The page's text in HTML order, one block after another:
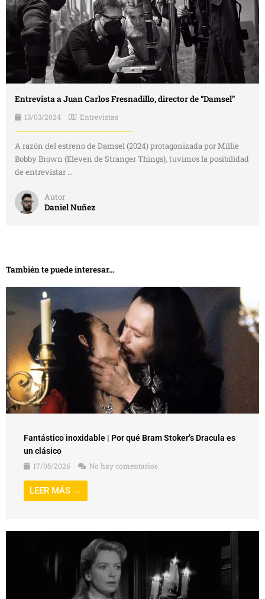
Entrevista a Juan Carlos Fresnadillo, director de “Damsel”
13/03/2024 Entrevistas
A razón del estreno de Damsel (2024) protagonizada por Millie
Bobby Brown (Eleven de Stranger Things), tuvimos la posibilidad
de entrevistar ...
Autor
Daniel Nuñez
También te puede interesar...
Fantástico inoxidable | Por qué Bram Stoker’s Dracula es
un clásico
17/05/2026
No hay comentarios
LEER MÁS →